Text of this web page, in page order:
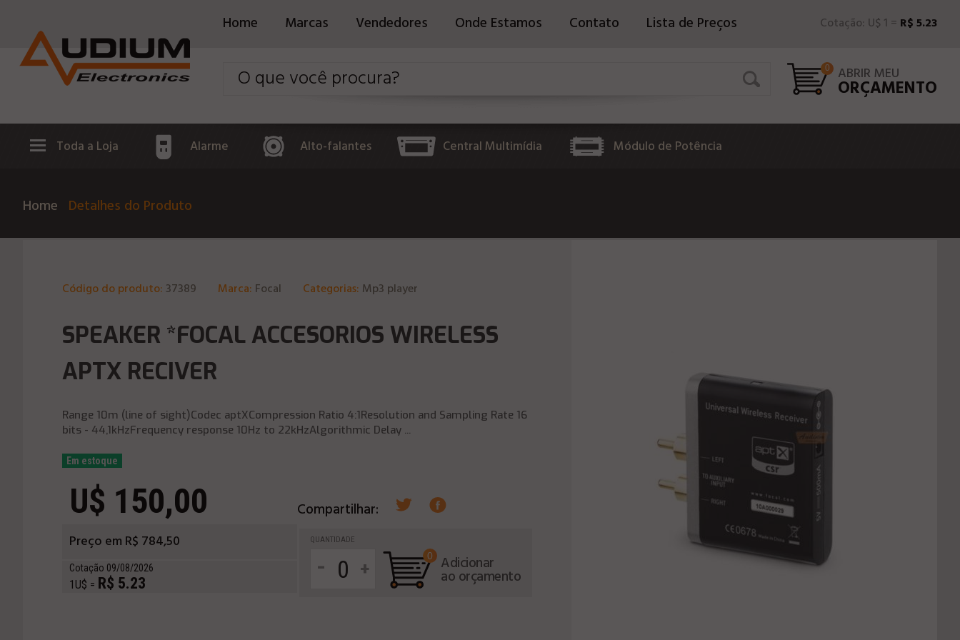
Home Marcas Vendedores Onde Estamos Contato Lista de Preços Cotação: U$ 1 = R$ 5.23
0 ABRIR MEU
ORÇAMENTO
Toda a Loja Alarme Alto-falantes Central Multimídia Módulo de Potência
Home Detalhes do Produto
Código do produto: 37389 Marca: Focal Categorias: Mp3 player
SPEAKER *FOCAL ACCESORIOS WIRELESS
APTX RECIVER
Range 10m (line of sight)Codec aptXCompression Ratio 4:1Resolution and Sampling Rate 16
bits - 44,1kHzFrequency response 10Hz to 22kHzAlgorithmic Delay ...
Em estoque
U$ 150,00
Preço em R$ 784,50
Cotação 09/08/2026
1U$ = R$ 5.23
Compartilhar:
QUANTIDADE
- +
0 Adicionar
ao orçamento